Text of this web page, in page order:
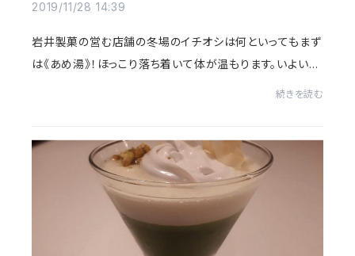
2019/11/28 14:39
岩井製菓の営む店舗の冬場のイチオシは何といってもまず
は《あめ湯》！ほっこり落ち着いて体が温もります。いよいよ
あめ湯の美味しいシーズンの到来です、ぜひご賞味下さい！
続きを読む